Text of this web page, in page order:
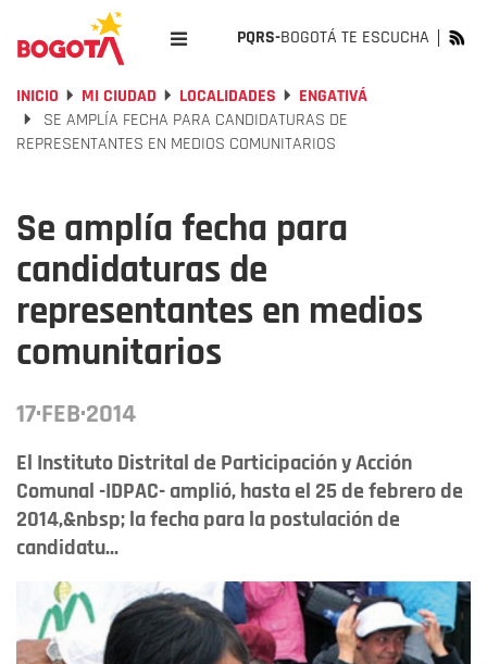
PQRS-BOGOTÁ TE ESCUCHA
INICIO MI CIUDAD LOCALIDADES
ENGATIVÁ
SE AMPLÍA FECHA PARA CANDIDATURAS DE
REPRESENTANTES EN MEDIOS COMUNITARIOS
Se amplía fecha para
candidaturas de
representantes en medios
comunitarios
17·FEB·2014
El Instituto Distrital de Participación y Acción
Comunal -IDPAC- amplió, hasta el 25 de febrero de
2014,&nbsp; la fecha para la postulación de
candidatu...